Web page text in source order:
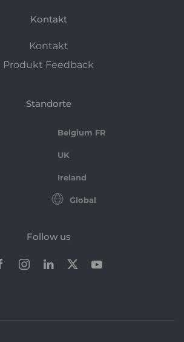
Kontakt
Kontakt
Produkt Feedback
Standorte
Belgium FR
UK
Ireland
Global
Follow us